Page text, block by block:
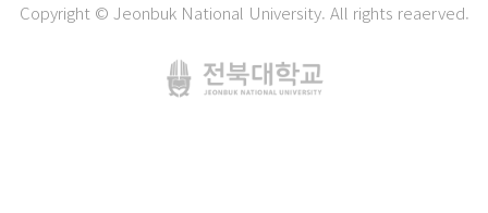
Copyright © Jeonbuk National University. All rights reaerved.